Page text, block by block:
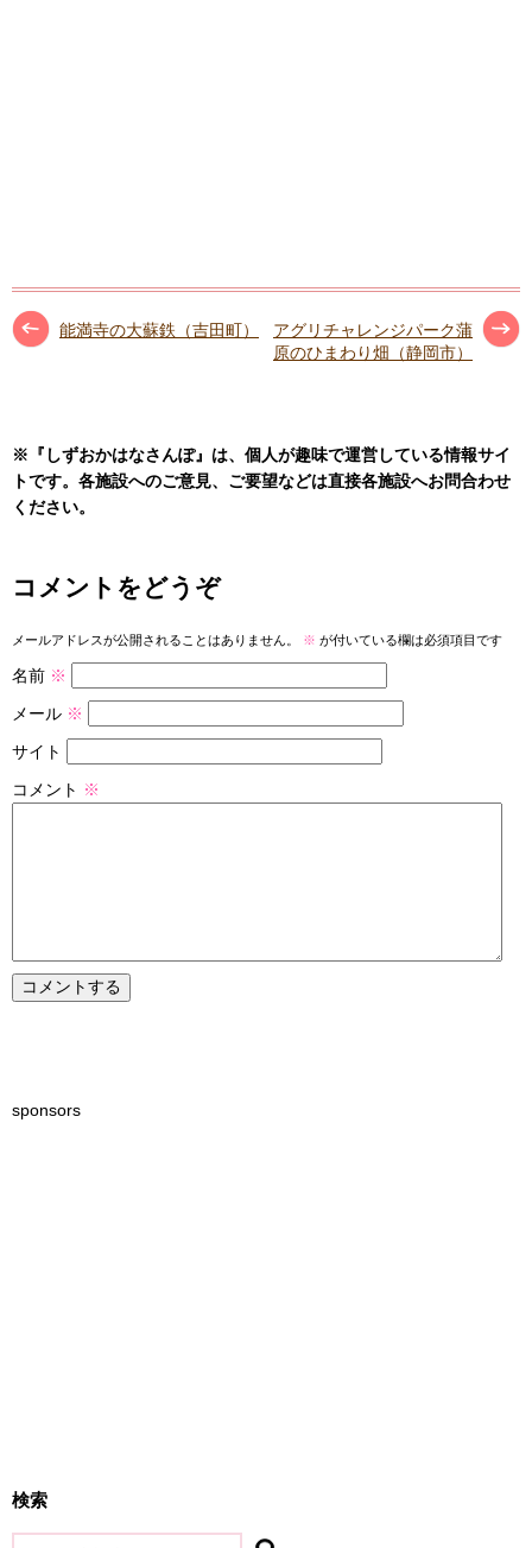
能満寺の大蘇鉄（吉田町）
アグリチャレンジパーク蒲
原のひまわり畑（静岡市）
※『しずおかはなさんぽ』は、個人が趣味で運営している情報サイ
トです。各施設へのご意見、ご要望などは直接各施設へお問合わせ
ください。
コメントをどうぞ
メールアドレスが公開されることはありません。 ※ が付いている欄は必須項目です
名前 ※
メール ※
サイト
コメント ※
sponsors
検索